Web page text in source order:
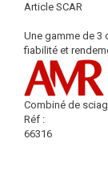
Article SCAR
Une gamme de 3
fiabilité et
Combiné de
Réf :
66316